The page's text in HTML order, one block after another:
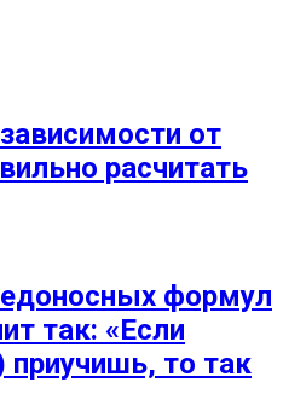
от
расчитать
формул
так: «Если
приучишь, то так